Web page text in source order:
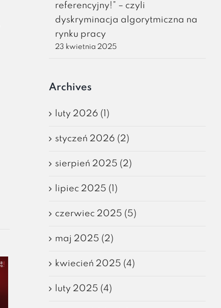
referencyjny!” – czyli
dyskryminacja algorytmiczna na
rynku pracy
23 kwietnia 2025
Archives
luty 2026 (1)
styczeń 2026 (2)
sierpień 2025 (2)
lipiec 2025 (1)
czerwiec 2025 (5)
maj 2025 (2)
kwiecień 2025 (4)
luty 2025 (4)